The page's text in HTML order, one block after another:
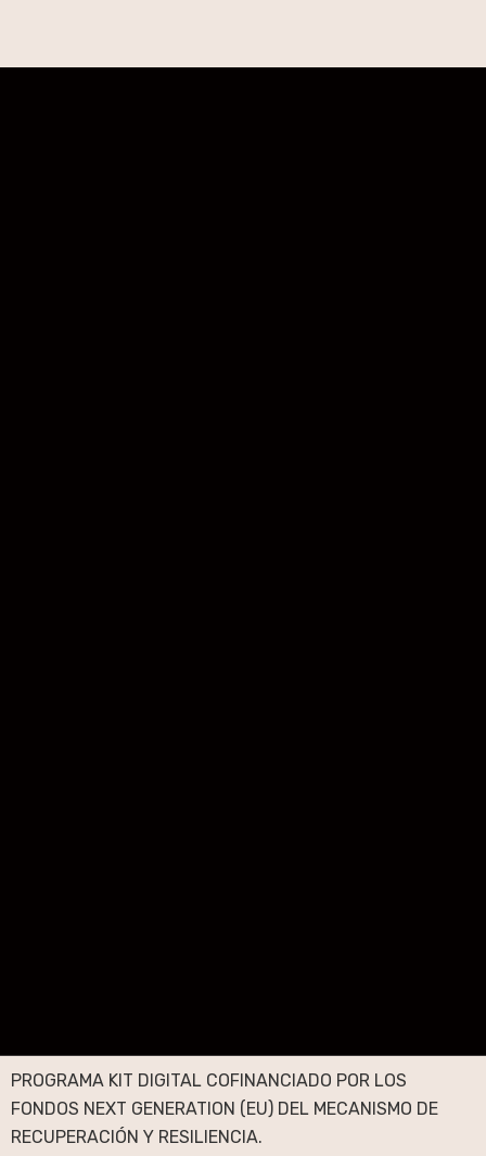
PROGRAMA KIT DIGITAL COFINANCIADO POR LOS
FONDOS NEXT GENERATION (EU) DEL MECANISMO DE
RECUPERACIÓN Y RESILIENCIA.